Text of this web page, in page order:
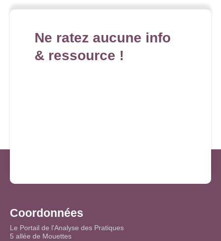
Ne ratez aucune info
& ressource !
Coordonnées
Le Portail de l'Analyse des Pratiques
5 allée de Mouettes